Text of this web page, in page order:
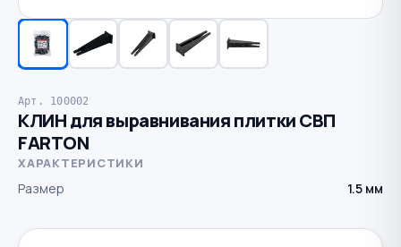
Арт. 100002
КЛИН для выравнивания плитки СВП
FARTON
ХАРАКТЕРИСТИКИ
Размер 1.5 мм